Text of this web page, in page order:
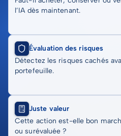
l’IA dès maintenant.
Évaluation des risques
Détectez les risques cachés
portefeuille.
Juste valeur
Cette action est-elle bon
ou surévaluée ?